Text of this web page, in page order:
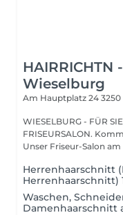
HAIRRICHTN
Wieselburg
Am Hauptplatz 24
WIESELBURG - FÜR
FRISEURSALON. Kommen Sie hairein, und fühlen Sie sich wohl.
Unser Friseur-Salon
Herrenhaarschnitt
Herrenhaarschnitt)
Waschen,
Damenhaarschnitt